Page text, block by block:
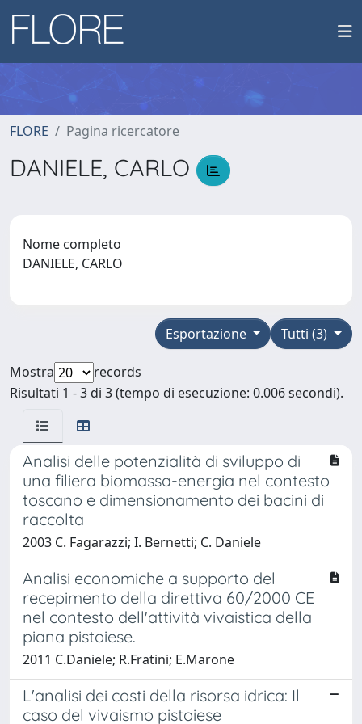
FLORE Pagina ricercatore
DANIELE, CARLO
Nome completo
DANIELE, CARLO
Tutti (3)
Esportazione
Mostra
records
Risultati 1 - 3 di 3 (tempo di esecuzione: 0.006 secondi).
Analisi delle potenzialità di sviluppo di
una filiera biomassa-energia nel contesto
toscano e dimensionamento dei bacini di
raccolta
2003 C. Fagarazzi; I. Bernetti; C. Daniele
Analisi economiche a supporto del
recepimento della direttiva 60/2000 CE
nel contesto dell'attività vivaistica della
piana pistoiese.
2011 C.Daniele; R.Fratini; E.Marone
L'analisi dei costi della risorsa idrica: Il
caso del vivaismo pistoiese